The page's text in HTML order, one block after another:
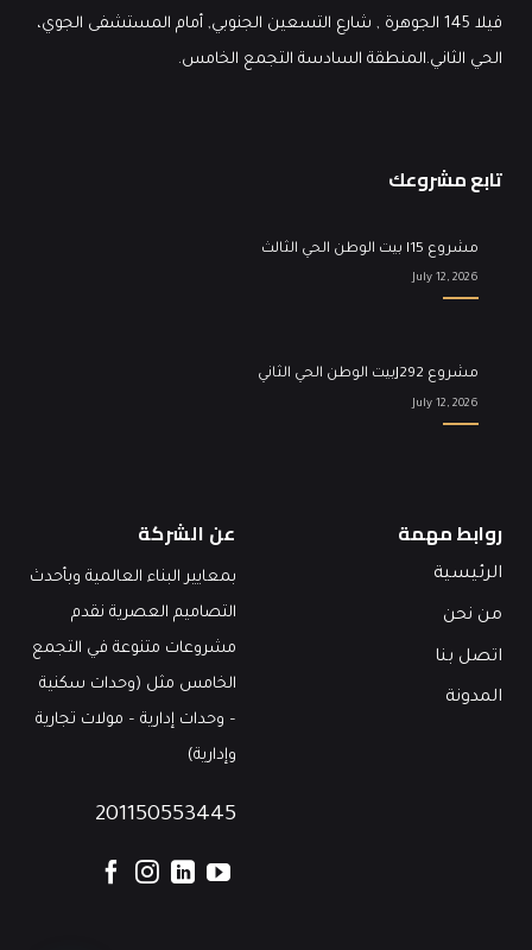
فيلا 145 الجوهرة , شارع التسعين الجنوبي, أمام المستشفى الجوي،
الحي الثاني.المنطقة السادسة التجمع الخامس.
تابع مشروعك
مشروع I15 بيت الوطن الحي الثالث
July 12, 2026
مشروع J292بيت الوطن الحي الثاني
July 12, 2026
روابط مهمة
الرئيسية
من نحن
اتصل بنا
المدونة
عن الشركة
بمعايير البناء العالمية وبأحدث
التصاميم العصرية نقدم
مشروعات متنوعة في التجمع
الخامس مثل (وحدات سكنية
– وحدات إدارية – مولات تجارية
وإدارية)
201150553445